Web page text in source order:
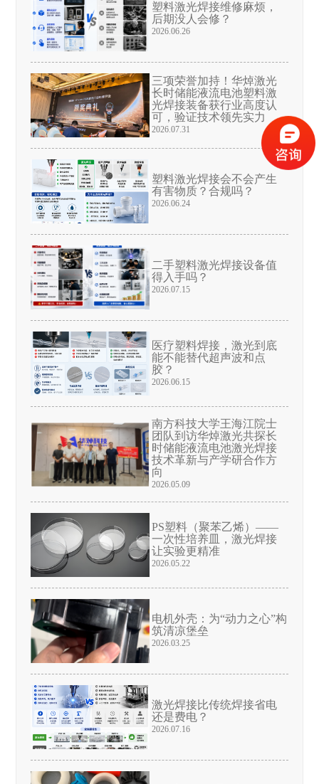
塑料激光焊接维修麻烦，
后期没人会修？
2026.06.26
三项荣誉加持！华焯激光
长时储能液流电池塑料激
光焊接装备获行业高度认
可，验证技术领先实力
2026.07.31
塑料激光焊接会不会产生
有害物质？合规吗？
2026.06.24
二手塑料激光焊接设备值
得入手吗？
2026.07.15
医疗塑料焊接，激光到底
能不能替代超声波和点
胶？
2026.06.15
南方科技大学王海江院士
团队到访华焯激光共探长
时储能液流电池激光焊接
技术革新与产学研合作方
向
2026.05.09
PS塑料（聚苯乙烯）——
一次性培养皿，激光焊接
让实验更精准
2026.05.22
电机外壳：为“动力之心”构
筑清凉堡垒
2026.03.25
激光焊接比传统焊接省电
还是费电？
2026.07.16